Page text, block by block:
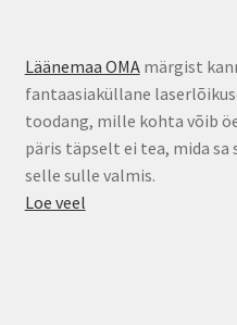
Läänemaa OMAmärgist
fantaasiaküllane
toodang, mille kohta võib
päris täpselt ei tea, mida sa
selle sulle valmis.
Loe veel